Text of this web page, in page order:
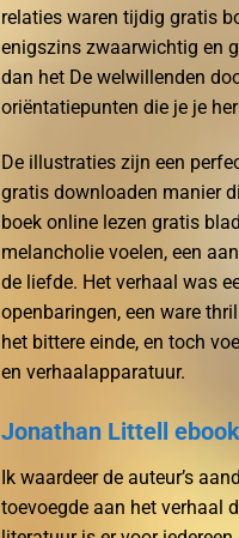
relaties waren tijdig gratis
enigszins zwaarwichtig en
dan het De welwillenden
oriëntatiepunten die je je
De illustraties zijn een
gratis downloaden manier
boek online lezen gratis
melancholie voelen, een
de liefde. Het verhaal was
openbaringen, een ware
het bittere einde, en toch
en verhaalapparatuur.
Jonathan Littell
Ik waardeer de auteur’s
toevoegde aan het verhaal